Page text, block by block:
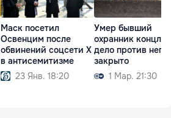
Маск посетил
Освенцим после
обвинений соцсети X
в антисемитизме
23 Янв. 18:20
Умер бывший
охранник
дело против него
закрыто
1 Мар. 21:30